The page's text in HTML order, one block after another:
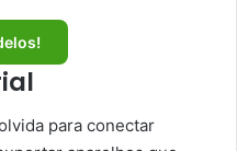
para conectar